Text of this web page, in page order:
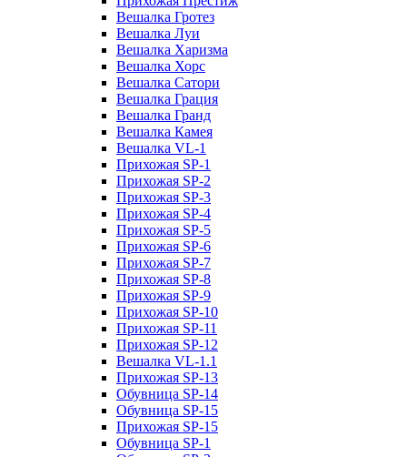
Вешалка Гротез
Вешалка Луи
Вешалка Харизма
Вешалка Хорс
Вешалка Сатори
Вешалка Грация
Вешалка Гранд
Вешалка Камея
Вешалка VL-1
Прихожая SP-1
Прихожая SP-2
Прихожая SP-3
Прихожая SP-4
Прихожая SP-5
Прихожая SP-6
Прихожая SP-7
Прихожая SP-8
Прихожая SP-9
Прихожая SP-10
Прихожая SP-11
Прихожая SP-12
Вешалка VL-1.1
Прихожая SP-13
Обувница SP-14
Обувница SP-15
Прихожая SP-15
Обувница SP-1